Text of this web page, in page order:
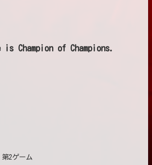
is Champion of Champions.
2ゲーム